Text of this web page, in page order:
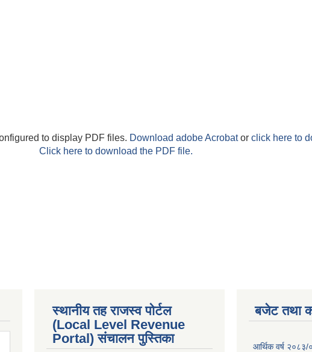
to display PDF files. Download adobe Acrobator click here to
Click here to download the PDF file.
स्थानीय तह राजस्व पोर्टल
(Local Level Revenue
Portal) संचालन पुस्तिका
बजेट तथा
आर्थिक वर्ष २०८३/